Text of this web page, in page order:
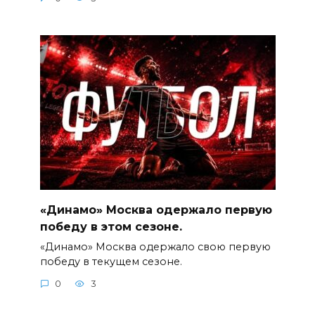
«Динамо» Москва одержало первую
победу в этом сезоне.
«Динамо» Москва одержало свою первую
победу в текущем сезоне.
0 3